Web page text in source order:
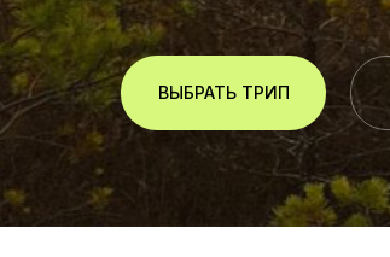
ВЫБРАТЬ ТРИП